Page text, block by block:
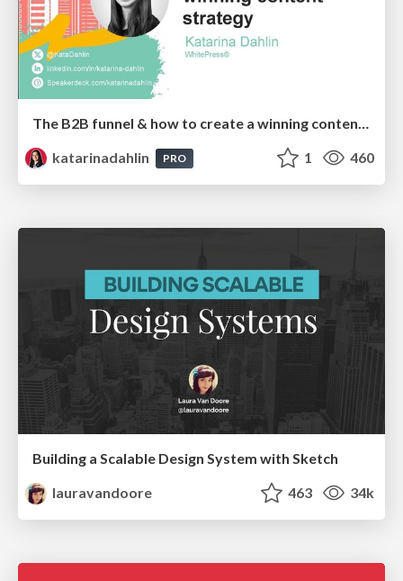
The B2B funnel & how to create a winning content strategy
katarinadahlin
PRO 1 460
Building a Scalable Design System with Sketch
lauravandoore
463 34k